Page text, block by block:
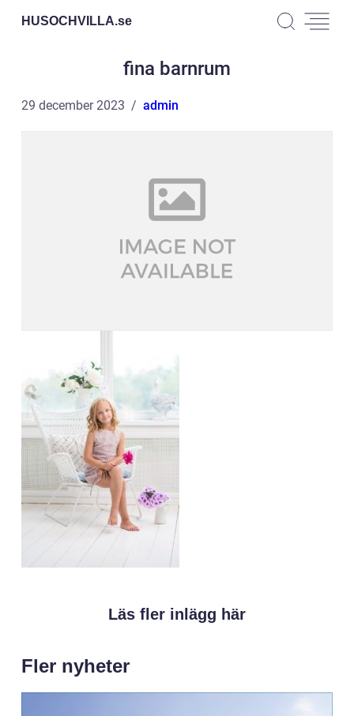
HUSOCHVILLA.se
fina barnrum
29 december 2023 admin
Läs fler inlägg här
Fler nyheter